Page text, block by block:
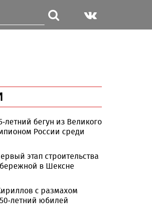
летний бегун из Великого
России среди
этап строительства
в Шексне
с размахом
летний юбилей